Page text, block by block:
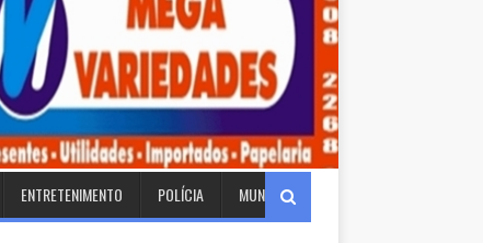
ENTRETENIMENTO POLÍCIA MUNDO